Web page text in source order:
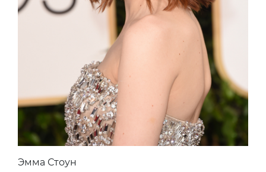
Эмма Стоун